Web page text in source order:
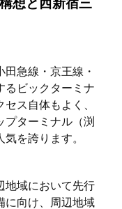
急線・京王線・
るビックターミナ
ス自体もよく、
プターミナル（渕
を誇ります。
地域において先行
に向け、周辺地域